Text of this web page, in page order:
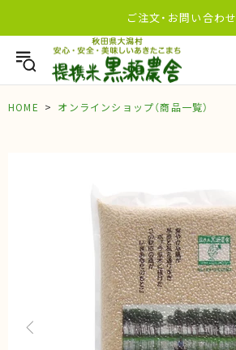
ご注文・お問い合わせ
HOME オンラインショップ（商品一覧）